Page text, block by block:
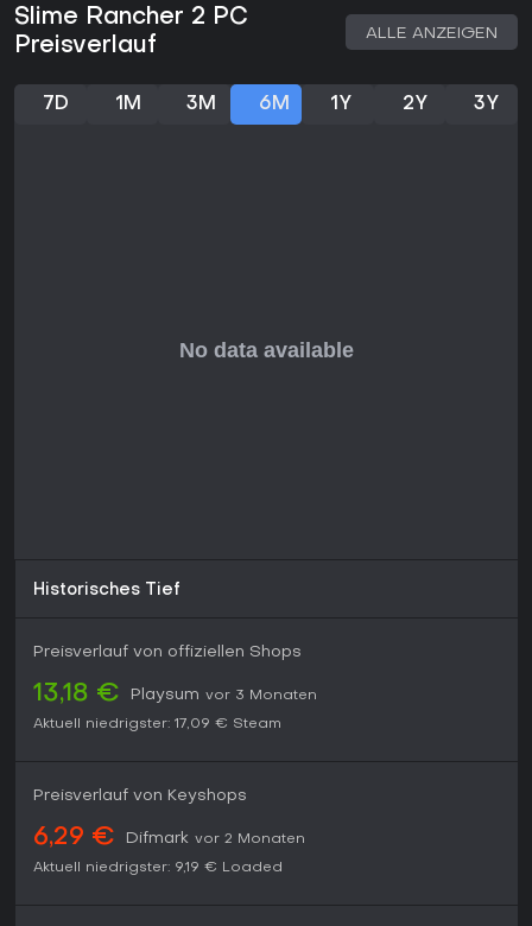
erst recht jetzt in kompletter Form mit laufendem Support.
Wer tiefe Mechaniken oder Multiplayer sucht, kommt weniger
Wahl für verspielte Entspannung.
Slime Rancher 2 PC
Preisverlauf
ALLE ANZEIGEN
7D 1M 3M 6M 1Y 2Y 3Y
Historisches Tief
Preisverlauf von offiziellen Shops
13,18 € Playsum vor 3 Monaten
Aktuell niedrigster: 17,09 € Steam
Preisverlauf von Keyshops
6,29 € Difmark vor 2 Monaten
Aktuell niedrigster: 9,19 € Loaded